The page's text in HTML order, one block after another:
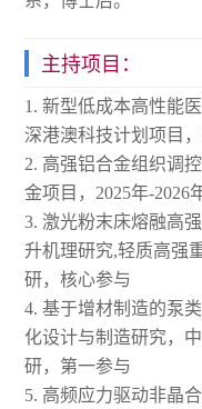
主持项目：
1. 新型低成本高性能
深港澳科技计划项目
2. 高强铝合金组织调
金项目，2025年-2026
3. 激光粉末床熔融高
升机理研究,轻质高强
研，核心参与
4. 基于增材制造的泵
化设计与制造研究，
研，第一参与
5. 高频应力驱动非晶